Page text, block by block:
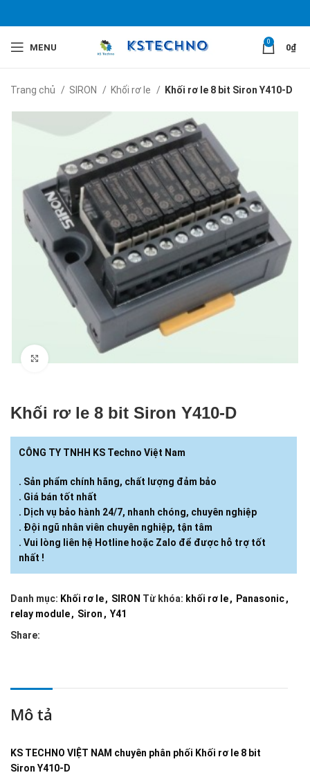
MENU
0
0₫
Trang chủ SIRON Khối rơ le Khối rơ le 8 bit Siron Y410-D
Khối rơ le 8 bit Siron Y410-D
CÔNG TY TNHH KS Techno Việt Nam
. Sản phẩm chính hãng, chất lượng đảm bảo
. Giá bán tốt nhất
. Dịch vụ bảo hành 24/7, nhanh chóng, chuyên nghiệp
. Đội ngũ nhân viên chuyên nghiệp, tận tâm
. Vui lòng liên hệ Hotline hoặc Zalo để được hỗ trợ tốt
nhất !
Danh mục: Khối rơ le, SIRON Từ khóa: khối rơ le, Panasonic,
relay module, Siron , Y41
Share:
Mô tả
KS TECHNO VIỆT NAM chuyên phân phối Khối rơ le 8 bit
Siron Y410-D